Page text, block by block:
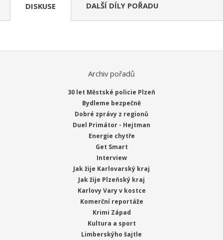
DISKUSE DALŠÍ DÍLY POŘADU
Archiv pořadů
30 let Městské policie Plzeň
Bydleme bezpečně
Dobré zprávy z regionů
Duel Primátor - Hejtman
Energie chytře
Get Smart
Interview
Jak žije Karlovarský kraj
Jak žije Plzeňský kraj
Karlovy Vary v kostce
Komerční reportáže
Krimi Západ
Kultura a sport
Limberskýho šajtle